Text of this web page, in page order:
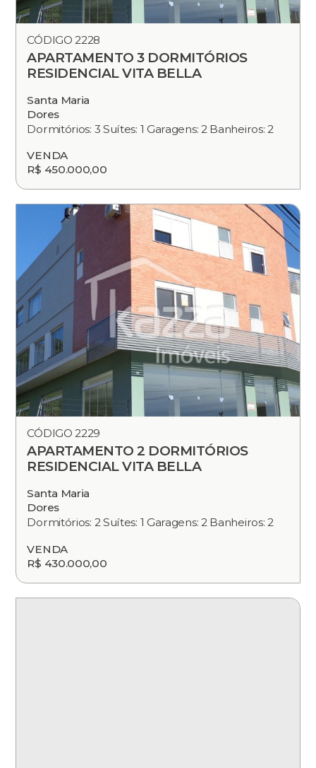
CÓDIGO 2228
APARTAMENTO 3 DORMITÓRIOS
RESIDENCIAL VITA BELLA
Santa Maria
Dores
Dormitórios: 3 Suítes: 1 Garagens: 2 Banheiros: 2
VENDA
R$ 450.000,00
CÓDIGO 2229
APARTAMENTO 2 DORMITÓRIOS
RESIDENCIAL VITA BELLA
Santa Maria
Dores
Dormitórios: 2 Suítes: 1 Garagens: 2 Banheiros: 2
VENDA
R$ 430.000,00